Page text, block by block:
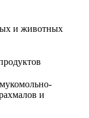
и животных
и